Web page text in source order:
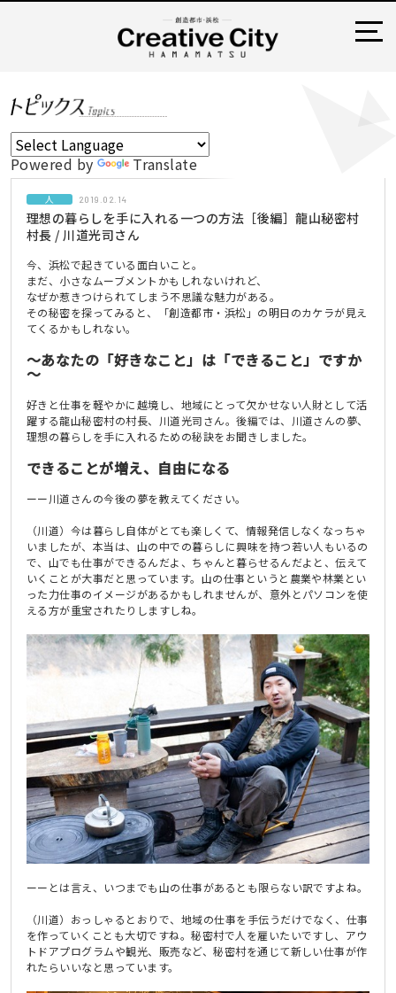
人 2019.02.14
理想の暮らしを手に入れる一つの方法［後編］龍山秘密村
村長 / 川道光司さん
今、浜松で起きている面白いこと。
まだ、小さなムーブメントかもしれないけれど、
なぜか惹きつけられてしまう不思議な魅力がある。
その秘密を探ってみると、「創造都市・浜松」の明日のカケラが見え
てくるかもしれない。
～あなたの「好きなこと」は「できること」ですか
～
好きと仕事を軽やかに越境し、地域にとって欠かせない人財として活
躍する龍山秘密村の村長、川道光司さん。後編では、川道さんの夢、
理想の暮らしを手に入れるための秘訣をお聞きしました。
できることが増え、自由になる
ーー川道さんの今後の夢を教えてください。
（川道）今は暮らし自体がとても楽しくて、情報発信しなくなっちゃ
いましたが、本当は、山の中での暮らしに興味を持つ若い人もいるの
で、山でも仕事ができるんだよ、ちゃんと暮らせるんだよと、伝えて
いくことが大事だと思っています。山の仕事というと農業や林業とい
った力仕事のイメージがあるかもしれませんが、意外とパソコンを使
える方が重宝されたりしますしね。
ーーとは言え、いつまでも山の仕事があるとも限らない訳ですよね。
（川道）おっしゃるとおりで、地域の仕事を手伝うだけでなく、仕事
を作っていくことも大切ですね。秘密村で人を雇いたいですし、アウ
トドアプログラムや観光、販売など、秘密村を通じて新しい仕事が作
れたらいいなと思っています。
Powered by Translate